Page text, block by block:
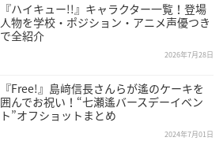
『ハイキュー!!』キャラクター一覧！登場
人物を学校・ポジション・アニメ声優つき
で全紹介
2026年7月28日
『Free!』島﨑信長さんらが遙のケーキを
囲んでお祝い！“七瀬遙バースデーイベン
ト”オフショットまとめ
2024年7月01日